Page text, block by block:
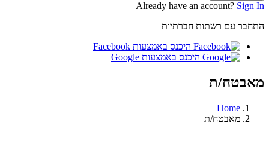
Already have an account? Sign In
התחבר עם רשתות חברתיות
היכנס באמצעות Facebook
היכנס באמצעות Google
מאבטח/ת
Home
מאבטח/ת